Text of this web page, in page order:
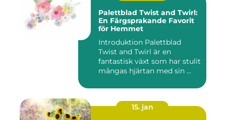
Palettblad Twist and Twirl:
En Färgsprakande Favorit
för Hemmet
Introduktion Palettblad
Twist and Twirl är en
fantastisk växt som har stulit
mångas hjärtan med sin ...
15. jan